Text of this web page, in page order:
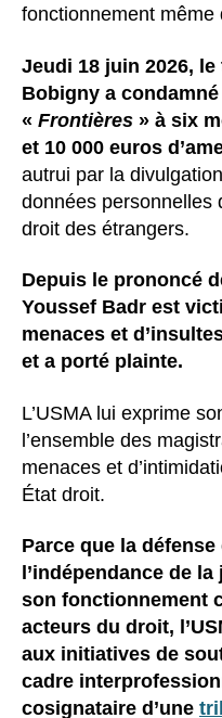
fonctionnement même
Jeudi 18 juin 2026,
Bobigny a
« Frontières » à six
et 10 000 euros
autrui par la
données personnelles
droit des étrangers.
Depuis le prononcé
Youssef Badr est
menaces et
et a porté plainte.
L’USMA lui exprime
l’ensemble des
menaces et
État droit.
Parce que la défense
l’indépendance de
son fonctionnement
acteurs du droit,
aux initiatives de
cadre
cosignataire d’une